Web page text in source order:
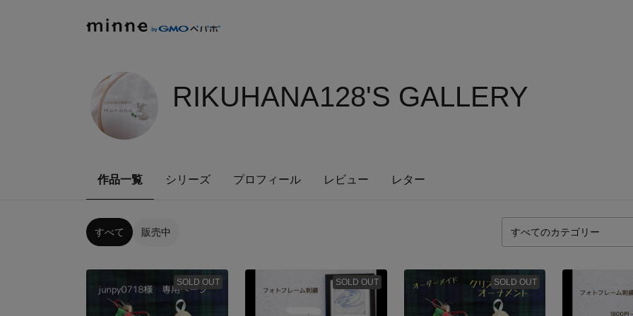
RIKUHANA128'S GALLERY
作品一覧 シリーズ プロフィール レビュー レター
すべて 販売中
SOLD OUT SOLD OUT SOLD OUT